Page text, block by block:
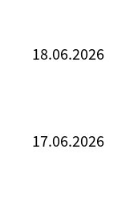
18.06.2026
17.06.2026